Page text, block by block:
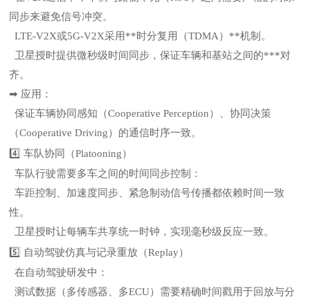
同步来避免信号冲突。
LTE-V2X或5G-V2X采用**时分复用（TDMA）**机制。
卫星授时提供微秒级时间同步，保证车辆和基站之间的***对
齐。
➡ 应用：
保证车辆协同感知（Cooperative Perception）、协同决策
（Cooperative Driving）的通信时序一致。
4️⃣ 车队协同（Platooning）
车队行驶需要多车之间的时间同步控制：
车距控制、加速度同步、紧急制动信号传播都依赖时间一致
性。
卫星授时让每辆车共享统一时钟，实现毫秒级反应一致。
5️⃣ 自动驾驶仿真与记录重放（Replay）
在自动驾驶研发中：
测试数据（多传感器、多ECU）需要精确时间戳用于回放与分